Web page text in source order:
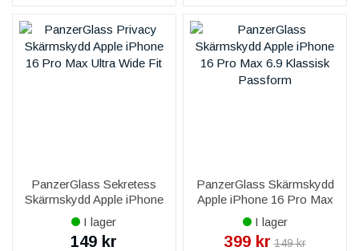
PanzerGlass Sekretess
Skärmskydd Apple iPhone
16 Pro Max - Ultra Wide
Passform
I lager
149 kr
PanzerGlass Skärmskydd
Apple iPhone 16 Pro Max
6.9" - Klassisk Passform
I lager
399 kr 149 kr